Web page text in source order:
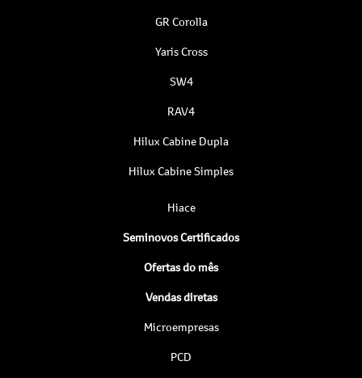
GR Corolla
Yaris Cross
SW4
RAV4
Hilux Cabine Dupla
Hilux Cabine Simples
Hiace
Seminovos Certificados
Ofertas do mês
Vendas diretas
Microempresas
PCD